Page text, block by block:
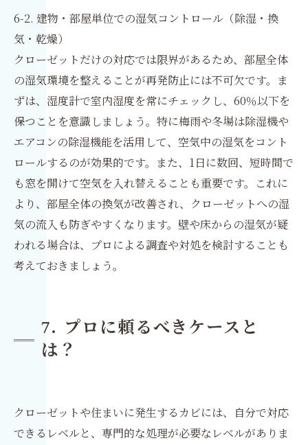
6-2. 建物・部屋単位での湿気コントロール（除湿・換
気・乾燥）
クローゼットだけの対応では限界があるため、部屋全体
の湿気環境を整えることが再発防止には不可欠です。ま
ずは、湿度計で室内湿度を常にチェックし、60％以下を
保つことを意識しましょう。特に梅雨や冬場は除湿機や
エアコンの除湿機能を活用して、空気中の湿気をコント
ロールするのが効果的です。また、1日に数回、短時間で
も窓を開けて空気を入れ替えることも重要です。これに
より、部屋全体の換気が改善され、クローゼットへの湿
気の流入も防ぎやすくなります。壁や床からの湿気が疑
われる場合は、プロによる調査や対処を検討することも
考えておきましょう。
7. プロに頼るべきケースと
は？
クローゼットや住まいに発生するカビには、自分で対応
できるレベルと、専門的な処理が必要なレベルがありま